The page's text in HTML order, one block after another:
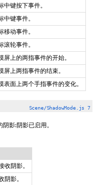
中键按下事件。
中键事件。
移动事件。
滚轮事件。
屏上的两指事件的开始。
屏上两指事件的结束。
表面上两个手指事件的变化。
Scene/ShadowMode.js 7
影:阴影已启用。
收阴影。
阴影。